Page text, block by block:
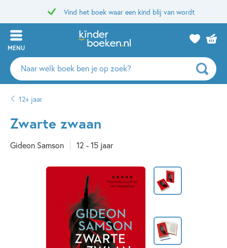
Vind het boek waar een kind blij van wordt
MENU
Zoeken
naar
auteurs
uitgevers
12+ jaar
Zwarte zwaan
Gideon Samson 12 - 15 jaar